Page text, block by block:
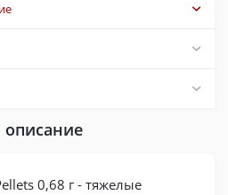
описание
0,68 г - тяжелые